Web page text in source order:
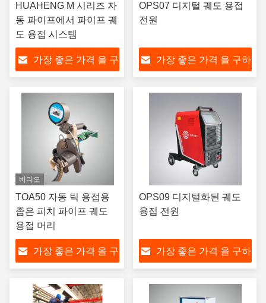
HUAHENG M 시리즈 자
동 파이프에서 파이프 궤
도 용접 시스템
가장 좋은 가격 을 구
OPS07 디지털 궤도 용접
전원
가장 좋은 가격 을 구하
비디오
TOA50 자동 틱 용접용
좁은 피치 파이프 궤도
용접 머리
가장 좋은 가격 을 구
OPS09 디지털화된 궤도
용접 전원
가장 좋은 가격 을 구하